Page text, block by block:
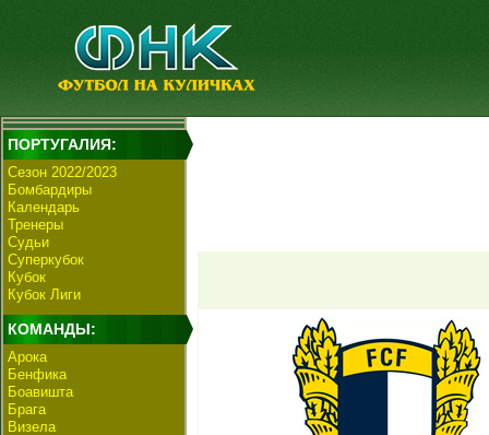
ПОРТУГАЛИЯ:
Сезон 2022/2023
Бомбардиры
Календарь
Тренеры
Судьи
Суперкубок
Кубок
Кубок Лиги
КОМАНДЫ:
Арока
Бенфика
Боавишта
Брага
Визела